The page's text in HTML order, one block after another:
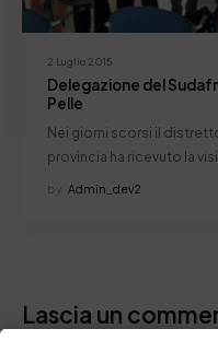
2 Luglio 2015
Delegazione del
Pelle
Nei giorni scorsi il
provincia ha ricevuto la
by Admin_dev2
Lascia un